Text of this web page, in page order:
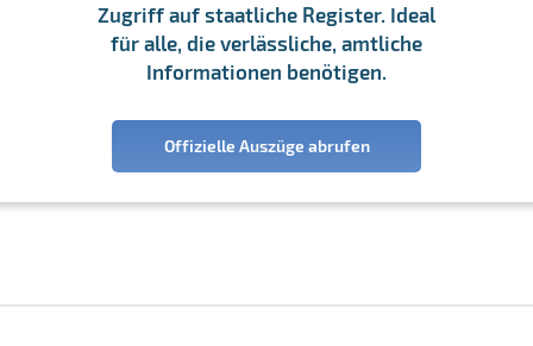
Zugriff auf staatliche Register. Ideal
für alle, die verlässliche, amtliche
Informationen benötigen.
Offizielle Auszüge abrufen